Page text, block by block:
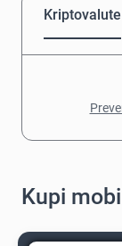
Kriptovalute
Kupi